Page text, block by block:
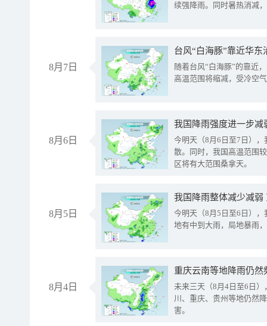
续强降雨。同时暑热消减
8月7日
台风“白海豚”靠近华
随着台风“白海豚”的靠近
高温范围将缩减，受冷空
8月6日
今明天（8月6日至7日）
散。同时，我国高温范围
区将有大范围桑拿天。
8月5日
我国降雨整体减少减弱
今明天（8月5日至6日）
地有中到大雨，局地暴雨
8月4日
重庆云南等地降雨仍然
未来三天（8月4日至6日
川、重庆、贵州等地仍然
害。